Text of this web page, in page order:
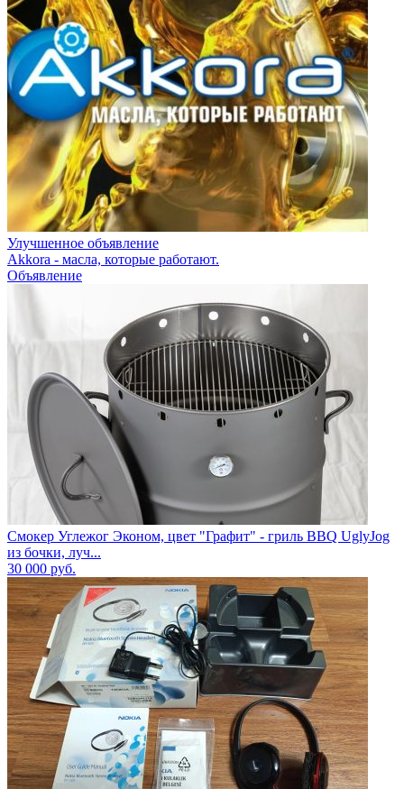
Улучшенное объявление
Akkora - масла, которые работают.
Объявление
Смокер Углежог Эконом, цвет "Графит" - гриль BBQ UglyJog
из бочки, луч...
30 000 руб.